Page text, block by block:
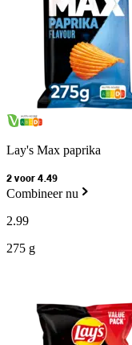
Lay's Max paprika
2 voor 4.49
Combineer nu
2.99
275 g